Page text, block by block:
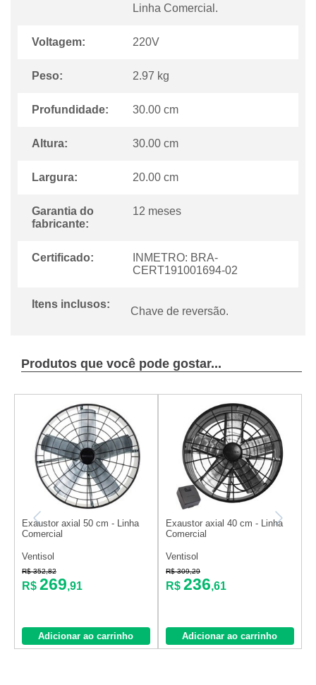
Linha Comercial.
Voltagem: 220V
Peso: 2.97 kg
Profundidade: 30.00 cm
Altura: 30.00 cm
Largura: 20.00 cm
Garantia do
fabricante:
12 meses
Certificado:
INMETRO: BRA-
CERT191001694-02
Itens inclusos:
Chave de reversão.
Produtos que você pode gostar...
Exaustor axial 50 cm - Linha
Comercial
Ventisol
R$ 352,82
R$ 269,91
Adicionar ao carrinho
Exaustor axial 40 cm - Linha
Comercial
Ventisol
R$ 309,29
R$ 236,61
Adicionar ao carrinho